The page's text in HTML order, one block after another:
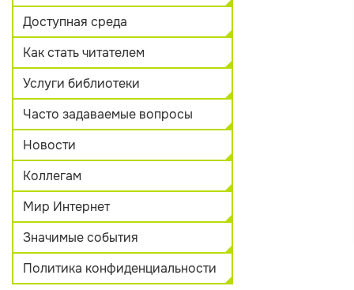
Доступная среда
Как стать читателем
Услуги библиотеки
Часто задаваемые вопросы
Новости
Коллегам
Мир Интернет
Значимые события
Политика конфиденциальности